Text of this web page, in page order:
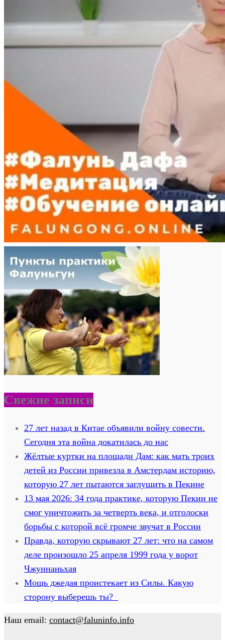
Свежие записи
27 лет назад в Китае объявили войну совести.
Сегодня эта война докатилась до нас
Жёлтые куртки на площади Дам: как мать троих
детей из России привезла в Амстердам историю,
которую 27 лет пытаются заглушить в Пекине
13 мая 2026: 34 года практике, которую Пекин не
смог уничтожить за четверть века, и отголоски
борьбы с которой всё громче звучат в России
Правда, которую скрывают 27 лет: что на самом
деле произошло 25 апреля 1999 года у ворот
Чжуннаньхая
Мощь джедая проистекает из Силы. Какую
сторону выберешь ты?
Наш email: contact@faluninfo.info